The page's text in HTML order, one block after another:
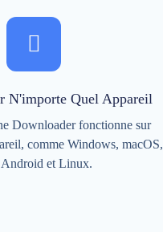
N'importe Quel Appareil
Downloader fonctionne sur
comme Windows, macOS,
et Linux.